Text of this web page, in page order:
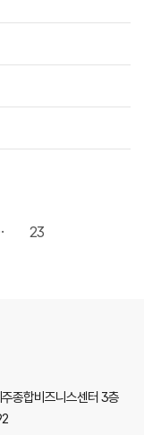
23
종합비즈니스센터 3층